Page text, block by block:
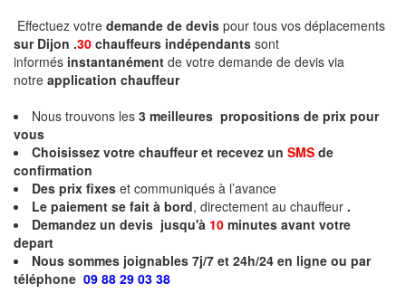
Effectuez votre demande de devis pour tous vos déplacements
sur Dijon .30 chauffeurs indépendants sont
informés instantanément de votre demande de devis via
notre application chauffeur
Nous trouvons les 3 meilleures propositions de prix pour
vous
Choisissez votre chauffeur et recevez un SMS de
confirmation
Des prix fixes et communiqués à l’avance
Le paiement se fait à bord, directement au chauffeur .
Demandez un devis jusqu'à 10 minutes avant votre
depart
Nous sommes joignables 7j/7 et 24h/24 en ligne ou par
téléphone 09 88 29 03 38